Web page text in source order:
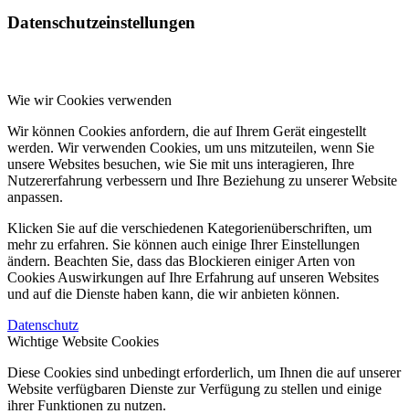
Datenschutzeinstellungen
Wie wir Cookies verwenden
Wir können Cookies anfordern, die auf Ihrem Gerät eingestellt
werden. Wir verwenden Cookies, um uns mitzuteilen, wenn Sie
unsere Websites besuchen, wie Sie mit uns interagieren, Ihre
Nutzererfahrung verbessern und Ihre Beziehung zu unserer Website
anpassen.
Klicken Sie auf die verschiedenen Kategorienüberschriften, um
mehr zu erfahren. Sie können auch einige Ihrer Einstellungen
ändern. Beachten Sie, dass das Blockieren einiger Arten von
Cookies Auswirkungen auf Ihre Erfahrung auf unseren Websites
und auf die Dienste haben kann, die wir anbieten können.
Datenschutz
Wichtige Website Cookies
Diese Cookies sind unbedingt erforderlich, um Ihnen die auf unserer
Website verfügbaren Dienste zur Verfügung zu stellen und einige
ihrer Funktionen zu nutzen.